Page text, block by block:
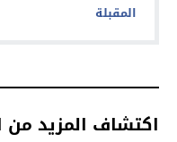
المقبلة
اكتشاف المزيد من